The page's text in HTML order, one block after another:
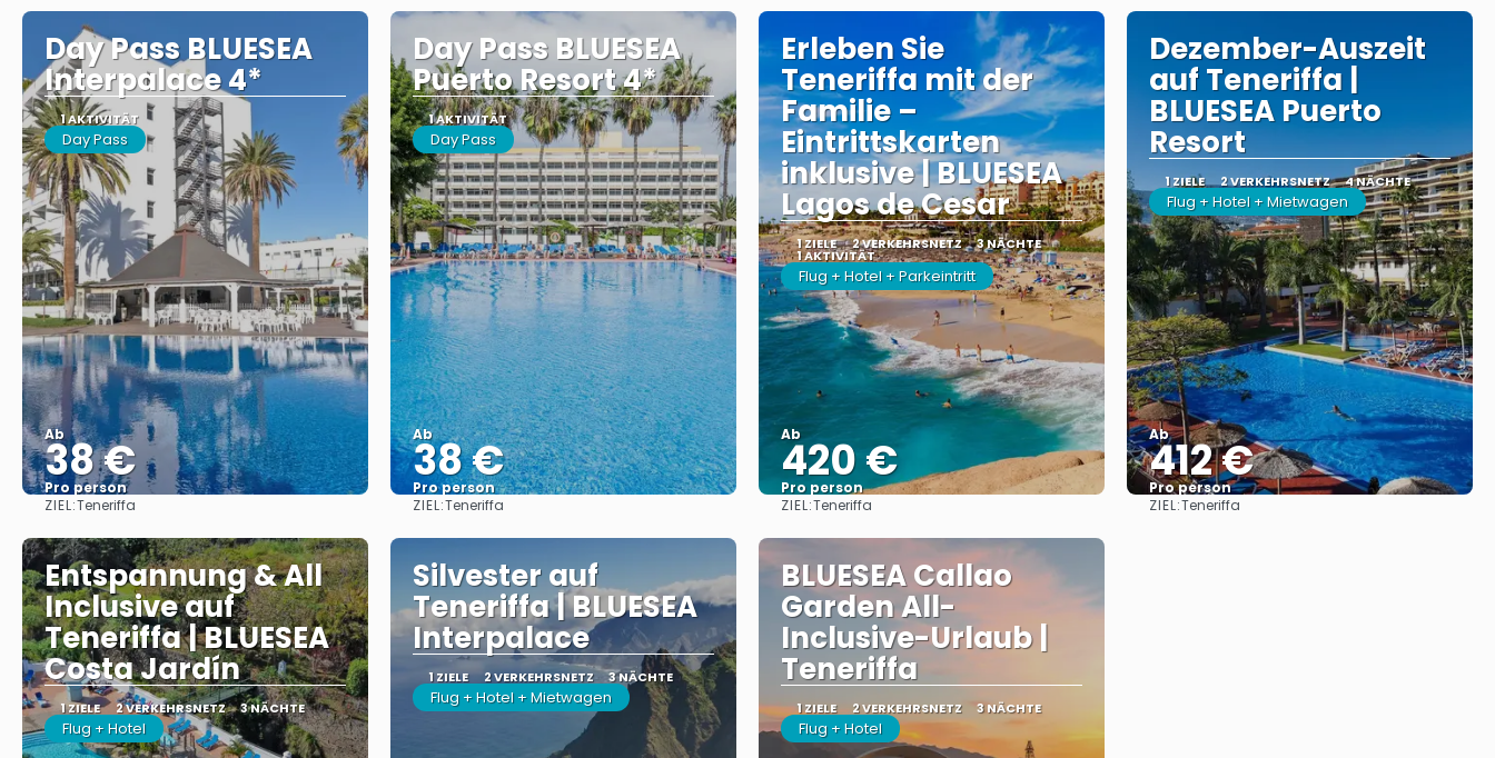
Day Pass BLUESEA
Interpalace 4*
1 AKTIVITÄT
Day Pass
Ab
38 €
Pro person
ZIEL:Teneriffa
Day Pass BLUESEA
Puerto Resort 4*
1 AKTIVITÄT
Day Pass
Ab
38 €
Pro person
ZIEL:Teneriffa
Erleben Sie
Teneriffa mit der
Familie –
Eintrittskarten
inklusive | BLUESEA
Lagos de Cesar
1 ZIELE 2 VERKEHRSNETZ 3 NÄCHTE
1 AKTIVITÄT
Flug + Hotel + Parkeintritt
Ab
420 €
Pro person
ZIEL:Teneriffa
Dezember-Auszeit
auf Teneriffa |
BLUESEA Puerto
Resort
1 ZIELE 2 VERKEHRSNETZ 4 NÄCHTE
Flug + Hotel + Mietwagen
Ab
412 €
Pro person
ZIEL:Teneriffa
Entspannung & All
Inclusive auf
Teneriffa | BLUESEA
Costa Jardín
1 ZIELE 2 VERKEHRSNETZ 3 NÄCHTE
Flug + Hotel
Silvester auf
Teneriffa | BLUESEA
Interpalace
1 ZIELE 2 VERKEHRSNETZ 3 NÄCHTE
Flug + Hotel + Mietwagen
BLUESEA Callao
Garden All-
Inclusive-Urlaub |
Teneriffa
1 ZIELE 2 VERKEHRSNETZ 3 NÄCHTE
Flug + Hotel